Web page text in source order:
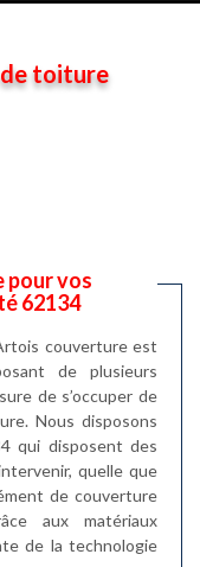
toiture
pour vos
62134
couverture est
de plusieurs
de s’occuper de
Nous disposons
qui disposent des
quelle que
de couverture
aux matériaux
de la technologie